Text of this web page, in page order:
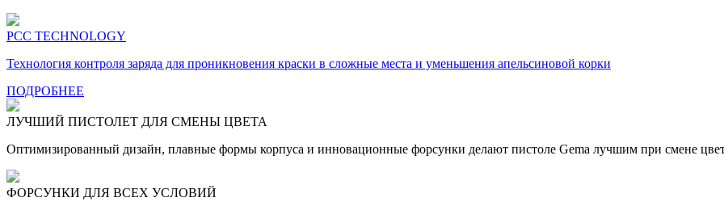
PCC TECHNOLOGY
Технология контроля заряда для проникновения краски в сложные места и уменьшения апельсиновой корки
ПОДРОБНЕЕ
ЛУЧШИЙ ПИСТОЛЕТ ДЛЯ СМЕНЫ ЦВЕТА
Оптимизированный дизайн, плавные формы корпуса и инновационные форсунки делают пистоле Gema лучшим при смене
ФОРСУНКИ ДЛЯ ВСЕХ УСЛОВИЙ